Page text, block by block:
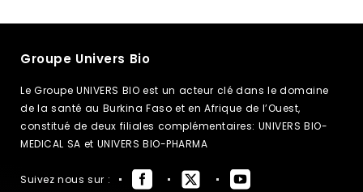
Groupe Univers Bio
Le Groupe UNIVERS BIO est un acteur clé dans le domaine
de la santé au Burkina Faso et en Afrique de l’Ouest,
constitué de deux filiales complémentaires: UNIVERS BIO-
MEDICAL SA et UNIVERS BIO-PHARMA
Suivez nous sur :